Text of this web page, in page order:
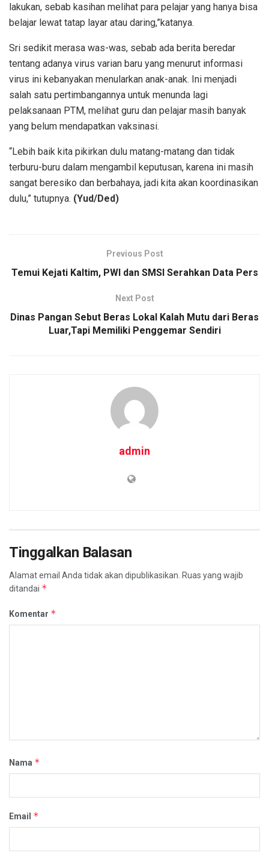
lakukan, sebab kasihan melihat para pelajar yang hanya bisa
belajar lewat tatap layar atau daring,”katanya.
Sri sedikit merasa was-was, sebab ada berita beredar
tentang adanya virus varian baru yang menurut informasi
virus ini kebanyakan menularkan anak-anak. Ini menjadi
salah satu pertimbangannya untuk menunda lagi
pelaksanaan PTM, melihat guru dan pelajar masih banyak
yang belum mendapatkan vaksinasi.
“Lebih baik kita pikirkan dulu matang-matang dan tidak
terburu-buru dalam mengambil keputusan, karena ini masih
sangat beresiko dan berbahaya, jadi kita akan koordinasikan
dulu,” tutupnya. (Yud/Ded)
Previous Post
Temui Kejati Kaltim, PWI dan SMSI Serahkan Data Pers
Next Post
Dinas Pangan Sebut Beras Lokal Kalah Mutu dari Beras
Luar,Tapi Memiliki Penggemar Sendiri
admin
Tinggalkan Balasan
Alamat email Anda tidak akan dipublikasikan. Ruas yang wajib
ditandai *
Komentar *
Nama *
Email *